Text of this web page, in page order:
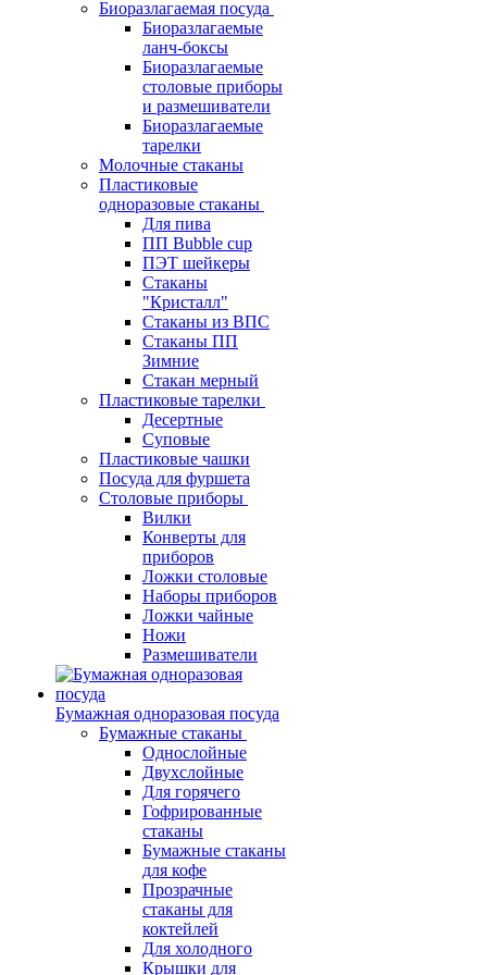
Биоразлагаемая посуда
Биоразлагаемые
ланч-боксы
Биоразлагаемые
столовые приборы
и размешиватели
Биоразлагаемые
тарелки
Молочные стаканы
Пластиковые
одноразовые стаканы
Для пива
ПП Bubble cup
ПЭТ шейкеры
Стаканы
"Кристалл"
Стаканы из ВПС
Стаканы ПП
Зимние
Стакан мерный
Пластиковые тарелки
Десертные
Суповые
Пластиковые чашки
Посуда для фуршета
Столовые приборы
Вилки
Конверты для
приборов
Ложки столовые
Наборы приборов
Ложки чайные
Ножи
Размешиватели
Бумажная одноразовая посуда
Бумажные стаканы
Однослойные
Двухслойные
Для горячего
Гофрированные
стаканы
Бумажные стаканы
для кофе
Прозрачные
стаканы для
коктейлей
Для холодного
Крышки для